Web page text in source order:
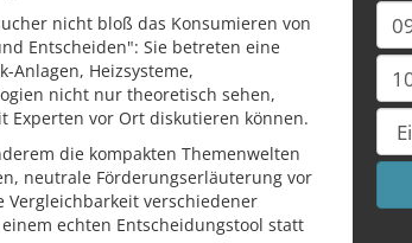
nicht bloß das Konsumieren von
Entscheiden": Sie betreten eine
Anlagen, Heizsysteme,
nicht nur theoretisch sehen,
vor Ort diskutieren können.
die kompakten Themenwelten
neutrale Förderungserläuterung vor
verschiedener
echten Entscheidungstool statt